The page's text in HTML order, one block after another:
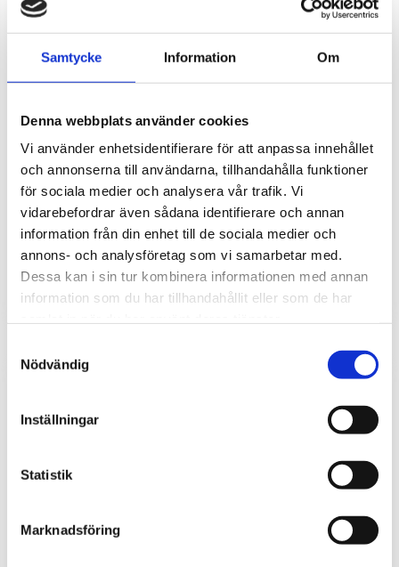
Samtycke Information Om
Denna webbplats använder cookies
Vi använder enhetsidentifierare för att anpassa innehållet
och annonserna till användarna, tillhandahålla funktioner
för sociala medier och analysera vår trafik. Vi
vidarebefordrar även sådana identifierare och annan
information från din enhet till de sociala medier och
annons- och analysföretag som vi samarbetar med.
Dessa kan i sin tur kombinera informationen med annan
information som du har tillhandahållit eller som de har
Nödvändig
Inställningar
Statistik
Marknadsföring
Fuktsensor LA1S
Fuktsensor för övervakning av funktionen hos gaskylare i
gasanalyssystem.
2 804kr